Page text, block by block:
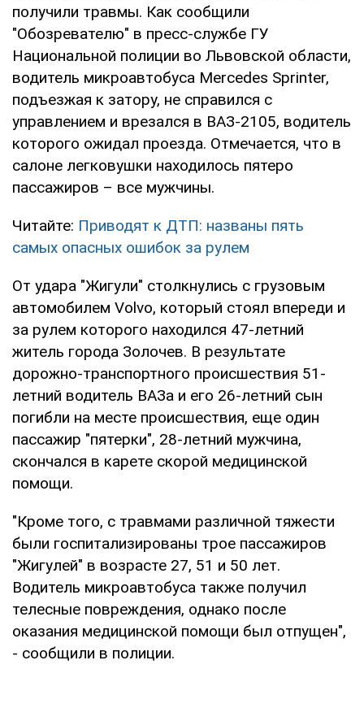
получили травмы. Как сообщили
"Обозревателю" в пресс-службе ГУ
Национальной полиции во Львовской области,
водитель микроавтобуса Mercedes Sprinter,
подъезжая к затору, не справился с
управлением и врезался в ВАЗ-2105, водитель
которого ожидал проезда. Отмечается, что в
салоне легковушки находилось пятеро
пассажиров – все мужчины.
Читайте: Приводят к ДТП: названы пять
самых опасных ошибок за рулем
От удара "Жигули" столкнулись с грузовым
автомобилем Volvo, который стоял впереди и
за рулем которого находился 47-летний
житель города Золочев. В результате
дорожно-транспортного происшествия 51-
летний водитель ВАЗа и его 26-летний сын
погибли на месте происшествия, еще один
пассажир "пятерки", 28-летний мужчина,
скончался в карете скорой медицинской
помощи.
"Кроме того, с травмами различной тяжести
были госпитализированы трое пассажиров
"Жигулей" в возрасте 27, 51 и 50 лет.
Водитель микроавтобуса также получил
телесные повреждения, однако после
оказания медицинской помощи был отпущен",
- сообщили в полиции.